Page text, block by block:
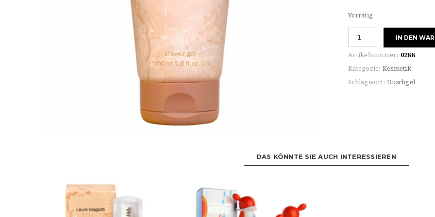
Vorrätig
ROMA
SHOWER
Menge
IN DEN
Artikelnummer: 0288
Kategorie: Kosmetik
Schlagwort: Duschgel
DAS KÖNNTE SIE AUCH INTERESSIEREN